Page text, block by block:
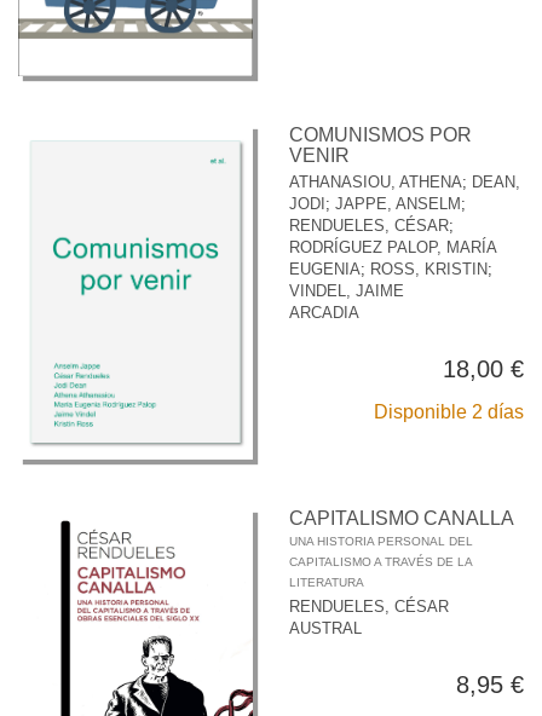
COMUNISMOS POR
VENIR
ATHANASIOU, ATHENA; DEAN,
JODI ; JAPPE, ANSELM ;
RENDUELES, CÉSAR;
RODRÍGUEZ PALOP, MARÍA
EUGENIA; ROSS, KRISTIN;
VINDEL, JAIME
ARCADIA
18,00 €
Disponible 2 días
CAPITALISMO CANALLA
UNA HISTORIA PERSONAL DEL
CAPITALISMO A TRAVÉS DE LA
LITERATURA
RENDUELES, CÉSAR
AUSTRAL
8,95 €